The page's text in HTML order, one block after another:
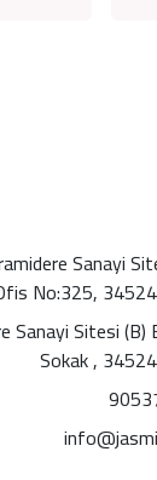
Sanayi
No:325,
Sanayi Sitesi
Sokak ,